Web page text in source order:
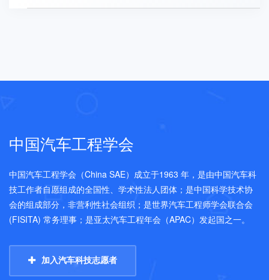
中国汽车工程学会
中国汽车工程学会（China SAE）成立于1963 年，是由中国汽车科
技工作者自愿组成的全国性、学术性法人团体；是中国科学技术协
会的组成部分，非营利性社会组织；是世界汽车工程师学会联合会
(FISITA) 常务理事；是亚太汽车工程年会（APAC）发起国之一。
加入汽车科技志愿者